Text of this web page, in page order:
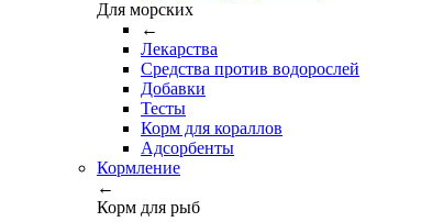
Для морских
←
Лекарства
Средства против водорослей
Добавки
Тесты
Корм для кораллов
Адсорбенты
Кормление
←
Корм для рыб